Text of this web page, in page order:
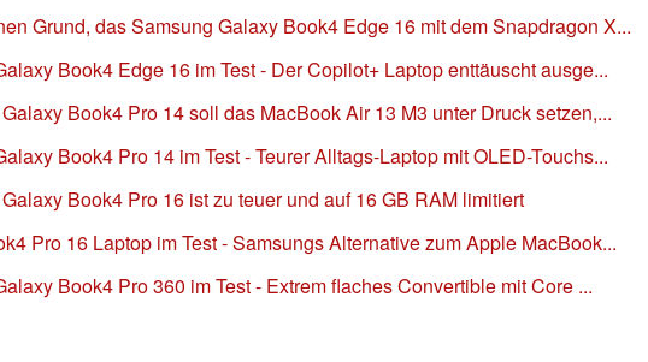
Grund, das Samsung Galaxy Book4 Edge 16 mit dem Snapdragon X...
Book4 Edge 16 im Test - Der Copilot+ Laptop enttäuscht ausge...
Book4 Pro 14 soll das MacBook Air 13 M3 unter Druck setzen,...
Book4 Pro 14 im Test - Teurer Alltags-Laptop mit OLED-Touchs...
Book4 Pro 16 ist zu teuer und auf 16 GB RAM limitiert
Pro 16 Laptop im Test - Samsungs Alternative zum Apple MacBook...
Book4 Pro 360 im Test - Extrem flaches Convertible mit Core ...